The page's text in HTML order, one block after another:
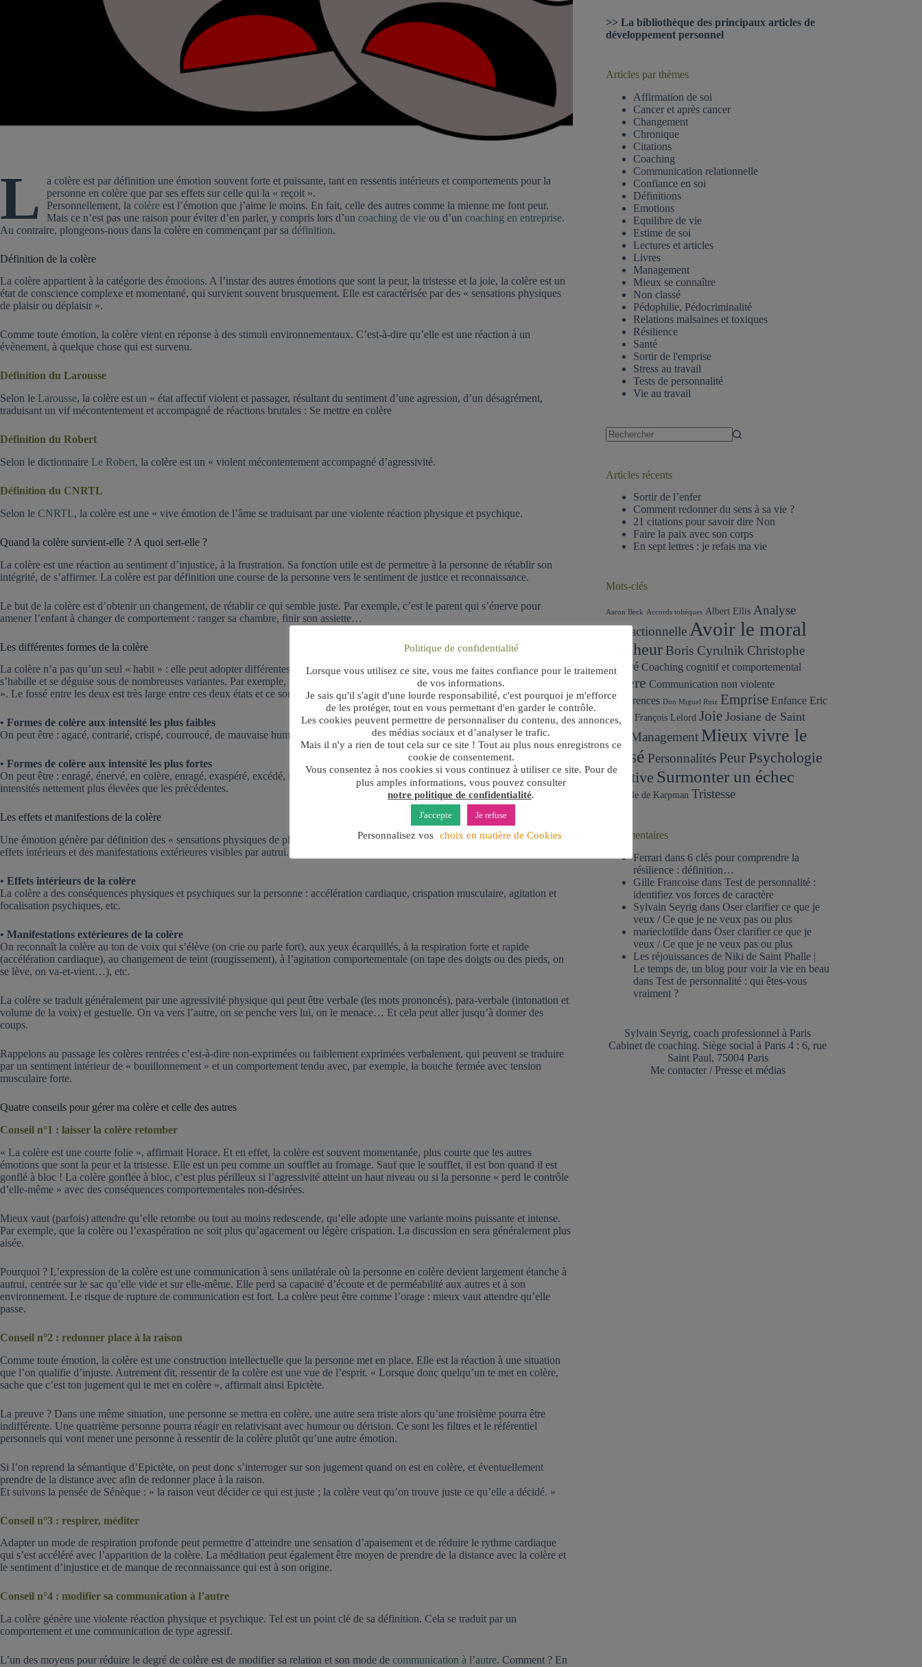
L
a colère est par définition une émotion souvent forte et puissante, tant en ressentis intérieurs et comportements pour la
personne en colère que par ses effets sur celle qui la « reçoit ».
Personnellement, la colèreest l’émotion que j’aime le moins. En fait, celle des autres comme la mienne me font peur.
Mais ce n’est pas une raison pour éviter d’en parler, y compris lors d’un coaching de vieou d’un coaching en entreprise.
Au contraire, plongeons-nous dans la colère en commençant par sa définition.
Définition de la colère
La colère appartient à la catégorie des émotions. A l’instar des autres émotions que sont la peur, la tristesse et la joie, la colère est un
état de conscience complexe et momentané, qui survient souvent brusquement. Elle est caractérisée par des « sensations physiques
de plaisir ou déplaisir ».
Comme toute émotion, la colère vient en réponse à des stimuli environnementaux. C’est-à-dire qu’elle est une réaction à un
évènement, à quelque chose qui est survenu.
Définition du Larousse
Selon le Larousse, la colère est un « état affectif violent et passager, résultant du sentiment d’une agression, d’un désagrément,
traduisant un vif mécontentement et accompagné de réactions brutales : Se mettre en colère
Définition du Robert
Selon le dictionnaire Le Robert, la colère est un « violent mécontentement accompagné d’agressivité.
Définition du CNRTL
Selon le CNRTL, la colère est une « vive émotion de l’âme se traduisant par une violente réaction physique et psychique.
Quand la colère survient-elle ? A quoi sert-elle ?
La colère est une réaction au sentiment d’injustice, à la frustration. Sa fonction utile est de permettre à la personne de rétablir son
intégrité, de s’affirmer. La colère est par définition une course de la personne vers le sentiment de justice et reconnaissance.
Le but de la colère est d’obtenir un changement, de rétablir ce qui semble juste. Par exemple, c’est le parent qui s’énerve pour
amener l’enfant à changer de comportement : ranger sa chambre, finir son assiette…
Les différentes formes de la colère
La colère n’a pas qu’un seul « habit » : elle peut adopter différentes formes aux intensités et effets variables. Autrement dit, elle
s’habille et se déguise sous de nombreuses variantes. Par exemple, une personne peut être « juste crispée » ou « totalement enragée
». Le fossé entre les deux est très large entre ces deux états et ce sont pourtant deux formes de colère.
• Formes de colère aux intensité les plus faibles
On peut être : agacé, contrarié, crispé, courroucé, de mauvaise humeur, fâché, frustré, mécontent, nerveux, irrité, remonté, etc.
• Formes de colère aux intensité les plus fortes
On peut être : enragé, énervé, en colère, enragé, exaspéré, excédé, furieux, haineux, etc. Ce sont là des formes de colère aux
intensités nettement plus élevées que les précédentes.
Les effets et manifestions de la colère
Une émotion génère par définition des « sensations physiques de plaisir ou déplaisir ». Pour la personne, la colère se traduit par des
effets intérieurs et des manifestations extérieures visibles par autrui.
• Effets intérieurs de la colère
La colère a des conséquences physiques et psychiques sur la personne : accélération cardiaque, crispation musculaire, agitation et
focalisation psychiques, etc.
• Manifestations extérieures de la colère
On reconnaît la colère au ton de voix qui s’élève (on crie ou parle fort), aux yeux écarquillés, à la respiration forte et rapide
(accélération cardiaque), au changement de teint (rougissement), à l’agitation comportementale (on tape des doigts ou des pieds, on
se lève, on va-et-vient…), etc.
La colère se traduit généralement par une agressivité physique qui peut être verbale (les mots prononcés), para-verbale (intonation et
volume de la voix) et gestuelle. On va vers l’autre, on se penche vers lui, on le menace… Et cela peut aller jusqu’à donner des
coups.
Rappelons au passage les colères rentrées c’est-à-dire non-exprimées ou faiblement exprimées verbalement, qui peuvent se traduire
par un sentiment intérieur de « bouillonnement » et un comportement tendu avec, par exemple, la bouche fermée avec tension
musculaire forte.
Quatre conseils pour gérer ma colère et celle des autres
Conseil n°1 : laisser la colère retomber
« La colère est une courte folie », affirmait Horace. Et en effet, la colère est souvent momentanée, plus courte que les autres
émotions que sont la peur et la tristesse. Elle est un peu comme un soufflet au fromage. Sauf que le soufflet, il est bon quand il est
gonflé à bloc ! La colère gonflée à bloc, c’est plus périlleux si l’agressivité atteint un haut niveau ou si la personne « perd le contrôle
d’elle-même » avec des conséquences comportementales non-désirées.
Mieux vaut (parfois) attendre qu’elle retombe ou tout au moins redescende, qu’elle adopte une variante moins puissante et intense.
Par exemple, que la colère ou l’exaspération ne soit plus qu’agacement ou légère crispation. La discussion en sera généralement plus
aisée.
Pourquoi ? L’expression de la colère est une communication à sens unilatérale où la personne en colère devient largement étanche à
autrui, centrée sur le sac qu’elle vide et sur elle-même. Elle perd sa capacité d’écoute et de perméabilité aux autres et à son
environnement. Le risque de rupture de communication est fort. La colère peut être comme l’orage : mieux vaut attendre qu’elle
passe.
Conseil n°2 : redonner place à la raison
Comme toute émotion, la colère est une construction intellectuelle que la personne met en place. Elle est la réaction à une situation
que l’on qualifie d’injuste. Autrement dit, ressentir de la colère est une vue de l’esprit. « Lorsque donc quelqu’un te met en colère,
sache que c’est ton jugement qui te met en colère », affirmait ainsi Epictète.
La preuve ? Dans une même situation, une personne se mettra en colère, une autre sera triste alors qu’une troisième pourra être
indifférente. Une quatrième personne pourra réagir en relativisant avec humour ou dérision. Ce sont les filtres et le référentiel
personnels qui vont mener une personne à ressentir de la colère plutôt qu’une autre émotion.
Si l’on reprend la sémantique d’Epictète, on peut donc s’interroger sur son jugement quand on est en colère, et éventuellement
prendre de la distance avec afin de redonner place à la raison.
Et suivons la pensée de Sénèque : « la raison veut décider ce qui est juste ; la colère veut qu’on trouve juste ce qu’elle a décidé. »
Conseil n°3 : respirer, méditer
Adapter un mode de respiration profonde peut permettre d’atteindre une sensation d’apaisement et de réduire le rythme cardiaque
qui s’est accéléré avec l’apparition de la colère. La méditation peut également être moyen de prendre de la distance avec la colère et
le sentiment d’injustice et de manque de reconnaissance qui est à son origine.
Conseil n°4 : modifier sa communication à l’autre
La colère génère une violente réaction physique et psychique. Tel est un point clé de sa définition. Cela se traduit par un
comportement et une communication de type agressif.
L’un des moyens pour réduire le degré de colère est de modifier sa relation et son mode de communication à l’autre. Comment ? En
>>La bibliothèque des principaux articles de
développement personnel
Articles par thèmes
Affirmation de soi
Cancer et après cancer
Changement
Chronique
Citations
Coaching
Communication relationnelle
Confiance en soi
Définitions
Emotions
Equilibre de vie
Estime de soi
Lectures et articles
Livres
Management
Mieux se connaître
Non classé
Pédophilie, Pédocriminalité
Relations malsaines et toxiques
Résilience
Santé
Sortir de l'emprise
Stress au travail
Tests de personnalité
Vie au travail
Articles récents
Sortir de l’enfer
Comment redonner du sens à sa vie ?
21 citations pour savoir dire Non
Faire la paix avec son corps
En sept lettres : je refais ma vie
Mots-clés
Aaron Beck Accords toltèques Albert Ellis Analyse
transactionnelle Avoir le moral
BonheurBoris Cyrulnik Christophe
André Coaching cognitif et comportemental
Colère Communication non violente
Conférences Don Miguel Ruiz Emprise Enfance Eric
Berne
François Lelord Joie Josiane de Saint
Management Mieux vivre le
passé Personnalités Peur Psychologie
positive Surmonter un échec
Triangle de Karpman Tristesse
Commentaires
Ferrari dans6 clés pour comprendre la
résilience : définition…
Gille Francoise dansTest de personnalité :
identifiez vos forces de caractère
Sylvain Seyrig dansOser clarifier ce que je
veux / Ce que je ne veux pas ou plus
marieclotilde dansOser clarifier ce que je
veux / Ce que je ne veux pas ou plus
Les réjouissances de Niki de Saint Phalle |
Le temps de, un blog pour voir la vie en beau
dansTest de personnalité : qui êtes-vous
vraiment ?
Sylvain Seyrig, coach professionnel à Paris
Cabinet de coaching. Siège social à Paris 4 : 6, rue
Saint Paul, 75004 Paris
Me contacter/Presse et médias
Politique de confidentialité
Lorsque vous utilisez ce site, vous me faites confiance pour le traitement
de vos informations.
Je sais qu'il s'agit d'une lourde responsabilité, c'est pourquoi je m'efforce
de les protéger, tout en vous permettant d'en garder le contrôle.
Les cookies peuvent permettre de personnaliser du contenu, des annonces,
des médias sociaux et d’analyser le trafic.
Mais il n'y a rien de tout cela sur ce site ! Tout au plus nous enregistrons ce
cookie de consentement.
Vous consentez à nos cookies si vous continuez à utiliser ce site. Pour de
plus amples informations, vous pouvez consulter
notre politique de confidentialité.
J'accepte Je refuse
Personnalisez vos choix en matière de Cookies